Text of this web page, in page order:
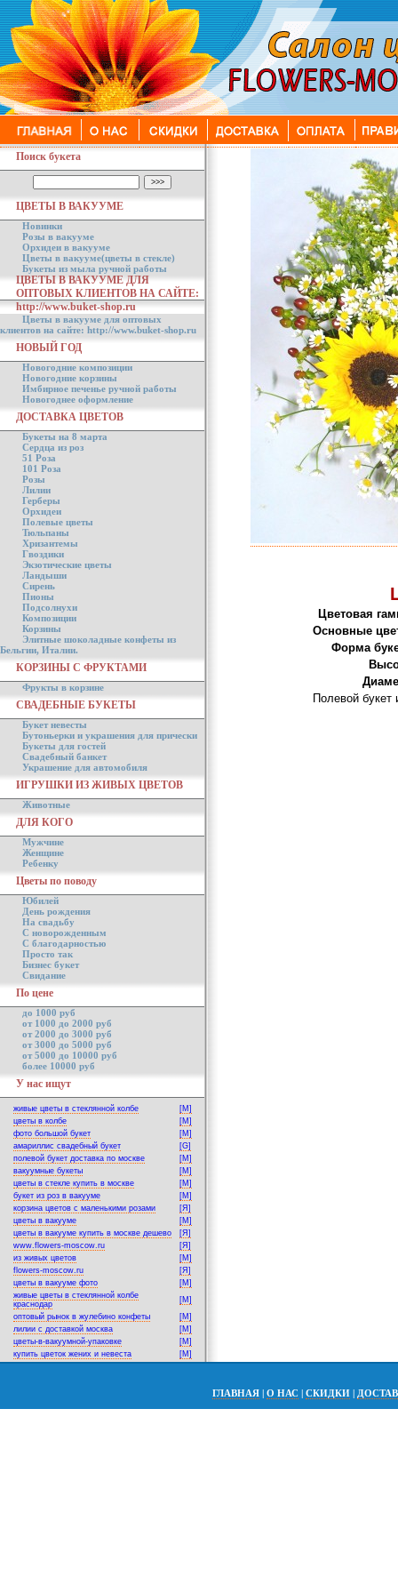
Поиск букета
ЦВЕТЫ В ВАКУУМЕ
Новинки
Розы в вакууме
Орхидеи в вакууме
Цветы в вакууме(цветы в стекле)
Букеты из мыла ручной работы
ЦВЕТЫ В ВАКУУМЕ ДЛЯ
ОПТОВЫХ КЛИЕНТОВ НА САЙТЕ:
http://www.buket-shop.ru
Цветы в вакууме для оптовых
клиентов на сайте: http://www.buket-shop.ru
НОВЫЙ ГОД
Новогодние композиции
Новогодние корзины
Имбирное печенье ручной работы
Новогоднее оформление
ДОСТАВКА ЦВЕТОВ
Букеты на 8 марта
Сердца из роз
51 Роза
101 Роза
Розы
Лилии
Герберы
Орхидеи
Полевые цветы
Тюльпаны
Хризантемы
Гвоздики
Экзотические цветы
Ландыши
Сирень
Пионы
Подсолнухи
Композиции
Корзины
Элитные шоколадные конфеты из
Бельгии, Италии.
КОРЗИНЫ С ФРУКТАМИ
Фрукты в корзине
СВАДЕБНЫЕ БУКЕТЫ
Букет невесты
Бутоньерки и украшения для прически
Букеты для гостей
Свадебный банкет
Украшение для автомобиля
ИГРУШКИ ИЗ ЖИВЫХ ЦВЕТОВ
Животные
ДЛЯ КОГО
Мужчине
Женщине
Ребенку
Цветы по поводу
Юбилей
День рождения
На свадьбу
С новорожденным
С благодарностью
Просто так
Бизнес букет
Свидание
По цене
до 1000 руб
от 1000 до 2000 руб
от 2000 до 3000 руб
от 3000 до 5000 руб
от 5000 до 10000 руб
более 10000 руб
У нас ищут
живые цветы в стеклянной колбе
[M]
цветы в колбе
[M]
фото большой букет
[M]
амариллис свадебный букет
[G]
полевой букет доставка по москве
[M]
вакуумные букеты
[M]
цветы в стекле купить в москве
[M]
букет из роз в вакууме
[M]
корзина цветов с маленькими розами
[Я]
цветы в вакууме
[M]
цветы в вакууме купить в москве дешево
[Я]
www.flowers-moscow.ru
[Я]
из живых цветов
[M]
flowers-moscow.ru
[Я]
цветы в вакууме фото
[M]
живые цветы в стеклянной колбе
краснодар
[M]
оптовый рынок в жулебино конфеты
[M]
лилии с доставкой москва
[M]
цветы-в-вакуумной-упаковке
[M]
купить цветок жених и невеста
[M]
Цветовая
Основные
Форма
Полевой букет
ГЛАВНАЯ | О НАС | СКИДКИ |